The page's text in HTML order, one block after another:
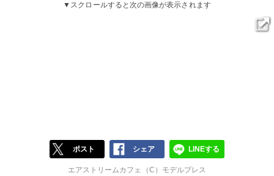
▼スクロールすると次の画像が表示されます
ポスト シェア LINEする
エアストリームカフェ（C）モデルプレス